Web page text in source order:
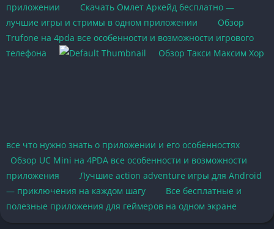
приложении
Скачать Омлет Аркейд бесплатно —
лучшие игры и стримы в одном приложении
Обзор
Trufone на 4pda все особенности и возможности игрового
телефона
Обзор Такси Максим Хор
все что нужно знать о приложении и его особенностях
Обзор UC Mini на 4PDA все особенности и возможности
приложения
Лучшие action adventure игры для Android
— приключения на каждом шагу
Все бесплатные и
полезные приложения для геймеров на одном экране